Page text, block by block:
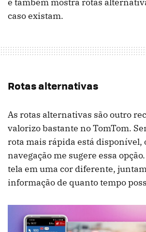
e também mostra rotas
caso existam.
Rotas alternativas
As rotas alternativas são outro
valorizo bastante no TomTom.
rota mais rápida está disponível,
navegação me sugere essa
tela em uma cor diferente,
informação de quanto tempo